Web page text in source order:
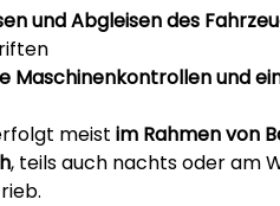
und Abgleisen des
Maschinenkontrollen und
meist im Rahmen von
, teils auch nachts oder am